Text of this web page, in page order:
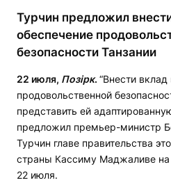
Турчин предложил
обеспечение
безопасности Танзании
22 июля, Позірк. “Внести
продовольственной
представить ей
предложил премьер-министр
Турчин главе правительства
страны Кассиму Маджаливе
22 июля.